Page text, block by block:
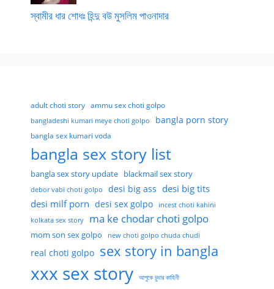
স্বামীর ধার শোধঃ হিন্দু বউ মুসলিম পাওনাদার
adult choti story ammu sex choti golpo
bangladeshi kumari meye choti golpo bangla porn story
bangla sex kumari voda
bangla sex story list
bangla sex story update blackmail sex story
debor vabi choti golpo desi big ass desi big tits
desi milf porn desi sex golpo incest choti kahini
kolkata sex story ma ke chodar choti golpo
mom son sex golpo new choti golpo chuda chudi
real choti golpo sex story in bangla
xxx sex story আপুকে চুদার কাহিনী